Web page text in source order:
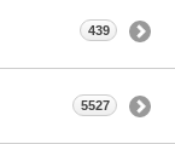
439
5527